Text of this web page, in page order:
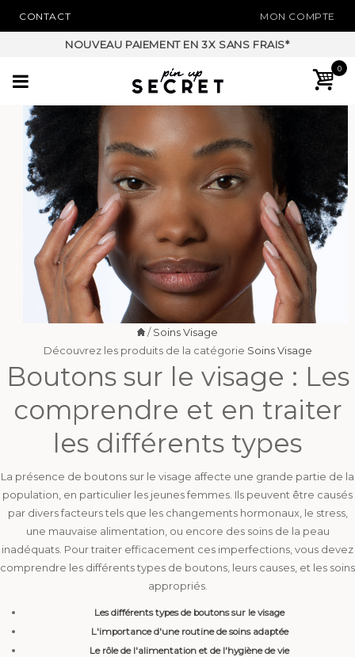
CONTACT MON COMPTE
NOUVEAU PAIEMENT EN 3X SANS FRAIS*
0
/Soins Visage
Découvrez les produits de la catégorie Soins Visage
Boutons sur le visage : Les
comprendre et en traiter
les différents types
La présence de boutons sur le visage affecte une grande partie de la
population, en particulier les jeunes femmes. Ils peuvent être causés
par divers facteurs tels que les changements hormonaux, le stress,
une mauvaise alimentation, ou encore des soins de la peau
inadéquats. Pour traiter efficacement ces imperfections, vous devez
comprendre les différents types de boutons, leurs causes, et les soins
appropriés.
Les différents types de boutons sur le visage
L'importance d'une routine de soins adaptée
Le rôle de l'alimentation et de l'hygiène de vie